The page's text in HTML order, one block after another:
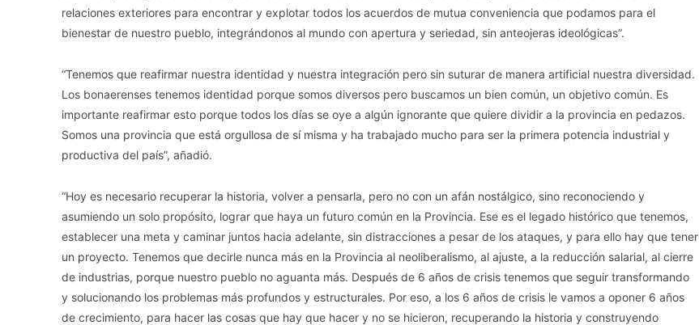
relaciones exteriores para encontrar y explotar todos los acuerdos de mutua conveniencia que podamos para el
bienestar de nuestro pueblo, integrándonos al mundo con apertura y seriedad, sin anteojeras ideológicas”.
“Tenemos que reafirmar nuestra identidad y nuestra integración pero sin suturar de manera artificial nuestra diversidad.
Los bonaerenses tenemos identidad porque somos diversos pero buscamos un bien común, un objetivo común. Es
importante reafirmar esto porque todos los días se oye a algún ignorante que quiere dividir a la provincia en pedazos.
Somos una provincia que está orgullosa de sí misma y ha trabajado mucho para ser la primera potencia industrial y
productiva del país”, añadió.
“Hoy es necesario recuperar la historia, volver a pensarla, pero no con un afán nostálgico, sino reconociendo y
asumiendo un solo propósito, lograr que haya un futuro común en la Provincia. Ese es el legado histórico que tenemos,
establecer una meta y caminar juntos hacia adelante, sin distracciones a pesar de los ataques, y para ello hay que tener
un proyecto. Tenemos que decirle nunca más en la Provincia al neoliberalismo, al ajuste, a la reducción salarial, al cierre
de industrias, porque nuestro pueblo no aguanta más. Después de 6 años de crisis tenemos que seguir transformando
y solucionando los problemas más profundos y estructurales. Por eso, a los 6 años de crisis le vamos a oponer 6 años
de crecimiento, para hacer las cosas que hay que hacer y no se hicieron, recuperando la historia y construyendo